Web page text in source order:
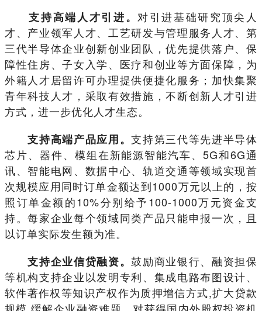
支持高端人才引进。对引进基础研究顶尖人
才、产业领军人才、工艺研发与管理服务人才、第
三代半导体企业创新创业团队，优先提供落户、保
障性住房、子女入学、医疗和创业等方面保障，为
外籍人才居留许可办理提供便捷化服务；加快集聚
青年科技人才，采取有效措施，不断创新人才引进
方式，进一步优化人才生态。
支持高端产品应用。支持第三代等先进半导体
芯片、器件、模组在新能源智能汽车、5G和6G通
讯、智能电网、数据中心、轨道交通等领域实现首
次规模应用同时订单金额达到1000万元以上的，按
照订单金额的10%分别给予100-1000万元资金支
持。每家企业每个领域同类产品只能申报一次，且
以订单实际发生额为准。
支持企业信贷融资。鼓励商业银行、融资担保
等机构支持企业以发明专利、集成电路布图设计、
软件著作权等知识产权作为质押增信方式,扩大贷款